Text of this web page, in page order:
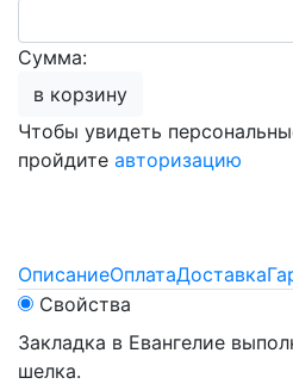
Сумма:
в корзину
Чтобы увидеть
пройдите авторизацию
ОписаниеОплатаДоставка
Свойства
Закладка в Евангелие
шелка.